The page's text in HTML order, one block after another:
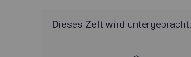
Dieses Zelt wird untergebracht: